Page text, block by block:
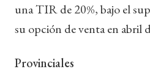
una TIR de 20%, bajo el
su opción de venta en abril
Provinciales